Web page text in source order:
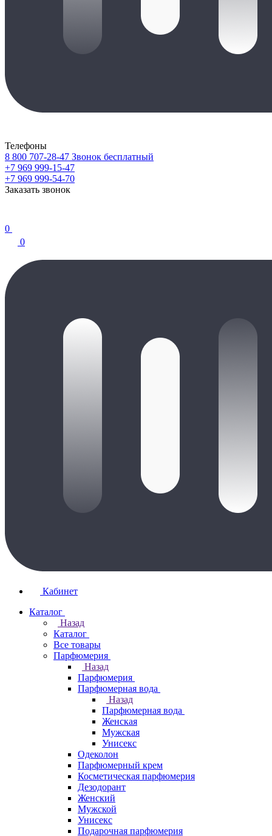
Телефоны
8 800 707-28-47 Звонок бесплатный
+7 969 999-15-47
+7 969 999-54-70
Заказать звонок
0
0
Кабинет
Каталог
Назад
Каталог
Все товары
Парфюмерия
Назад
Парфюмерия
Парфюмерная вода
Назад
Парфюмерная вода
Женская
Мужская
Унисекс
Одеколон
Парфюмерный крем
Косметическая парфюмерия
Дезодорант
Женский
Мужской
Унисекс
Подарочная парфюмерия